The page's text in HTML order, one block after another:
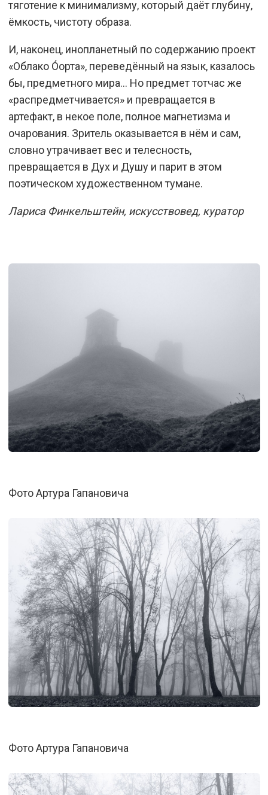
тяготение к минимализму, который даёт глубину,
ёмкость, чистоту образа.
И, наконец, инопланетный по содержанию проект
«Облако О́орта», переведённый на язык, казалось
бы, предметного мира… Но предмет тотчас же
«распредметчивается» и превращается в
артефакт, в некое поле, полное магнетизма и
очарования. Зритель оказывается в нём и сам,
словно утрачивает вес и телесность,
превращается в Дух и Душу и парит в этом
поэтическом художественном тумане.
Лариса Финкельштейн, искусствовед, куратор
Фото Артура Гапановича
Фото Артура Гапановича